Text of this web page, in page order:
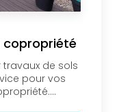
copropriété
travaux de sols
pour vos